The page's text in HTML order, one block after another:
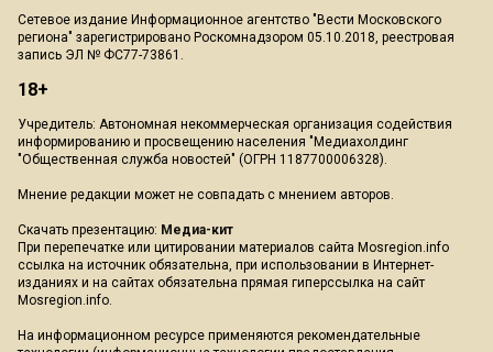
Сетевое издание Информационное агентство "Вести Московского
региона" зарегистрировано Роскомнадзором 05.10.2018, реестровая
запись ЭЛ № ФС77-73861.
18+
Учредитель: Автономная некоммерческая организация содействия
информированию и просвещению населения "Медиахолдинг
"Общественная служба новостей" (ОГРН 1187700006328).
Мнение редакции может не совпадать с мнением авторов.
Скачать презентацию: Медиа-кит
При перепечатке или цитировании материалов сайта Mosregion.info
ссылка на источник обязательна, при использовании в Интернет-
изданиях и на сайтах обязательна прямая гиперссылка на сайт
Mosregion.info.
На информационном ресурсе применяются рекомендательные